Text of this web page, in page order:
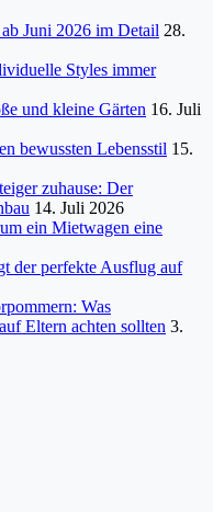
Juni 2026 im Detail 28.
Styles immer
und kleine Gärten 16. Juli
bewussten Lebensstil 15.
zuhause: Der
14. Juli 2026
ein Mietwagen eine
der perfekte Ausflug auf
Was
Eltern achten sollten 3.